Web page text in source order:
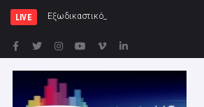
LIVE Εξωδικαστικός Μηχανισμός: Άνω των 2